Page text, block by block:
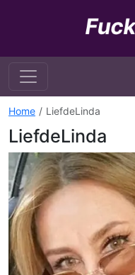
Home LiefdeLinda
LiefdeLinda